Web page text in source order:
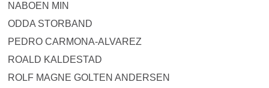
NABOEN MIN
ODDA STORBAND
PEDRO CARMONA-ALVAREZ
ROALD KALDESTAD
ROLF MAGNE GOLTEN ANDERSEN